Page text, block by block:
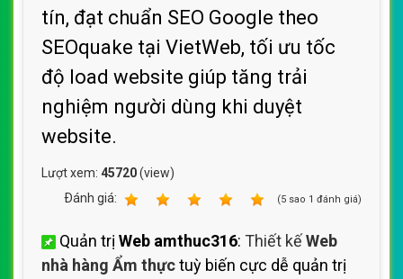
tín, đạt chuẩn SEO Google theo
SEOquake tại VietWeb, tối ưu tốc
độ load website giúp tăng trải
nghiệm người dùng khi duyệt
website.
Lượt xem: 45720(view)
Ðánh giá:
(5 sao 1 đánh giá)
Quản trị Web amthuc316: Thiết kếWeb
nhà hàng Ẩm thựctuỳ biến cực dễ quản trị